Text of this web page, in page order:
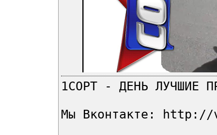
1СОРТ - ДЕНЬ ЛУЧШИЕ
Мы Вконтакте: http://